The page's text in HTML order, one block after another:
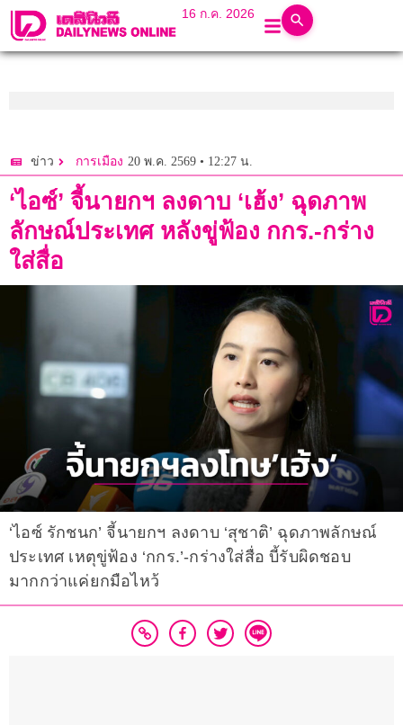
16 ก.ค. 2026
ข่าว การเมือง 20 พ.ค. 2569 • 12:27 น.
‘ไอซ์’ จี้นายกฯ ลงดาบ ‘เฮ้ง’ ฉุดภาพ
ลักษณ์ประเทศ หลังขู่ฟ้อง กกร.-กร่าง
ใส่สื่อ
‘ไอซ์ รักชนก’ จี้นายกฯ ลงดาบ ‘สุชาติ’ ฉุดภาพลักษณ์
ประเทศ เหตุขู่ฟ้อง ‘กกร.’-กร่างใส่สื่อ บี้รับผิดชอบ
มากกว่าแค่ยกมือไหว้